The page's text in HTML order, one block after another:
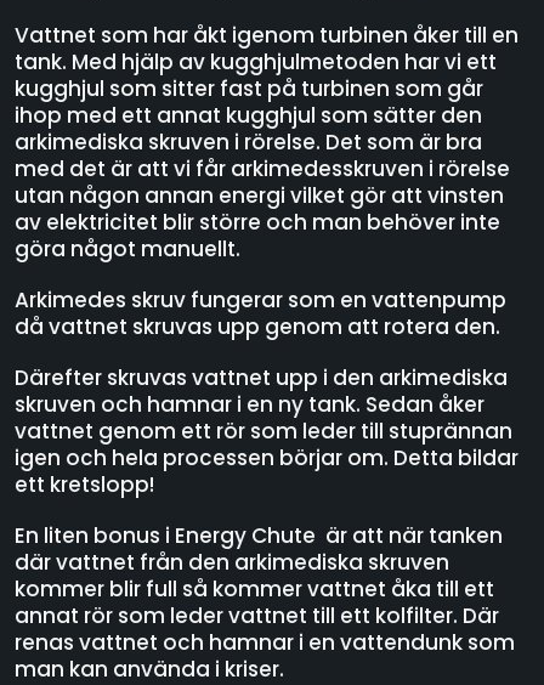
Vattnet som har åkt igenom turbinen åker till en
tank. Med hjälp av kugghjulmetoden har vi ett
kugghjul som sitter fast på turbinen som går
ihop med ett annat kugghjul som sätter den
arkimediska skruven i rörelse. Det som är bra
med det är att vi får arkimedesskruven i rörelse
utan någon annan energi vilket gör att vinsten
av elektricitet blir större och man behöver inte
göra något manuellt.
Arkimedes skruv fungerar som en vattenpump
då vattnet skruvas upp genom att rotera den.
Därefter skruvas vattnet upp i den arkimediska
skruven och hamnar i en ny tank. Sedan åker
vattnet genom ett rör som leder till stuprännan
igen och hela processen börjar om. Detta bildar
ett kretslopp!
En liten bonus i Energy Chute är att när tanken
där vattnet från den arkimediska skruven
kommer blir full så kommer vattnet åka till ett
annat rör som leder vattnet till ett kolfilter. Där
renas vattnet och hamnar i en vattendunk som
man kan använda i kriser.